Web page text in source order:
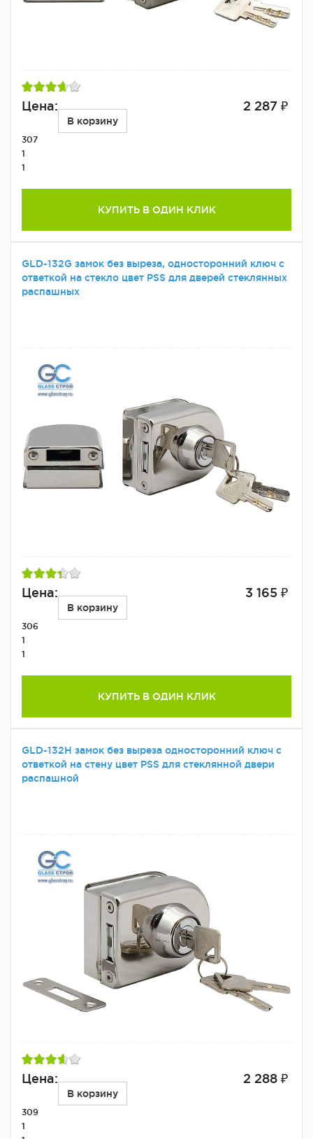
Цена: 2 287 ₽
В корзину
307
1
1
КУПИТЬ В ОДИН КЛИК
GLD-132G замок без выреза, односторонний ключ с
ответкой на стекло цвет РSS для дверей стеклянных
распашных
Цена: 3 165 ₽
В корзину
306
1
1
КУПИТЬ В ОДИН КЛИК
GLD-132H замок без выреза односторонний ключ с
ответкой на стену цвет PSS для стеклянной двери
распашной
Цена: 2 288 ₽
В корзину
309
1